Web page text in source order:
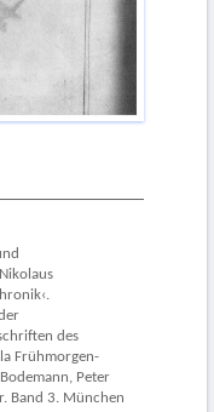
des
Frühmorgen-
Peter
Band 3. München